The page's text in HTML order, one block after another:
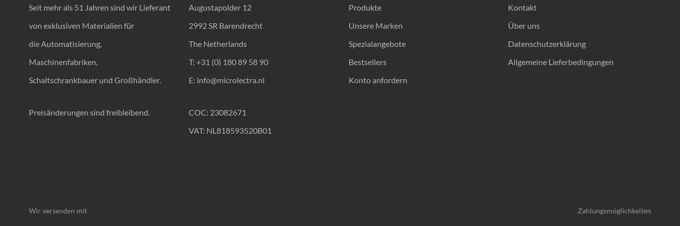
Seit mehr als 51 Jahren sind wir Lieferant
von exklusiven Materialien für
die Automatisierung,
Maschinenfabriken,
Schaltschrankbauer und Großhändler.
Preisänderungen sind freibleibend.
Augustapolder 12
2992 SR Barendrecht
The Netherlands
T: +31 (0) 180 89 58 90
E: info@microlectra.nl
COC: 23082671
VAT: NL818593520B01
Produkte
Unsere Marken
Spezialangebote
Bestsellers
Konto anfordern
Kontakt
Über uns
Datenschutzerklärung
Allgemeine Lieferbedingungen
Wir versenden mit Zahlungsmöglichkeiten